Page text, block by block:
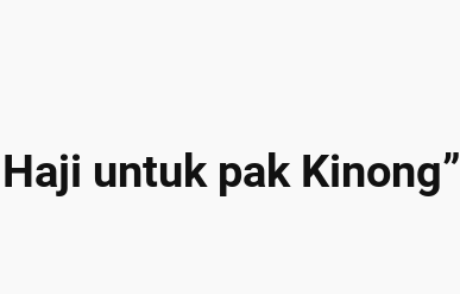
untuk pak Kinong”